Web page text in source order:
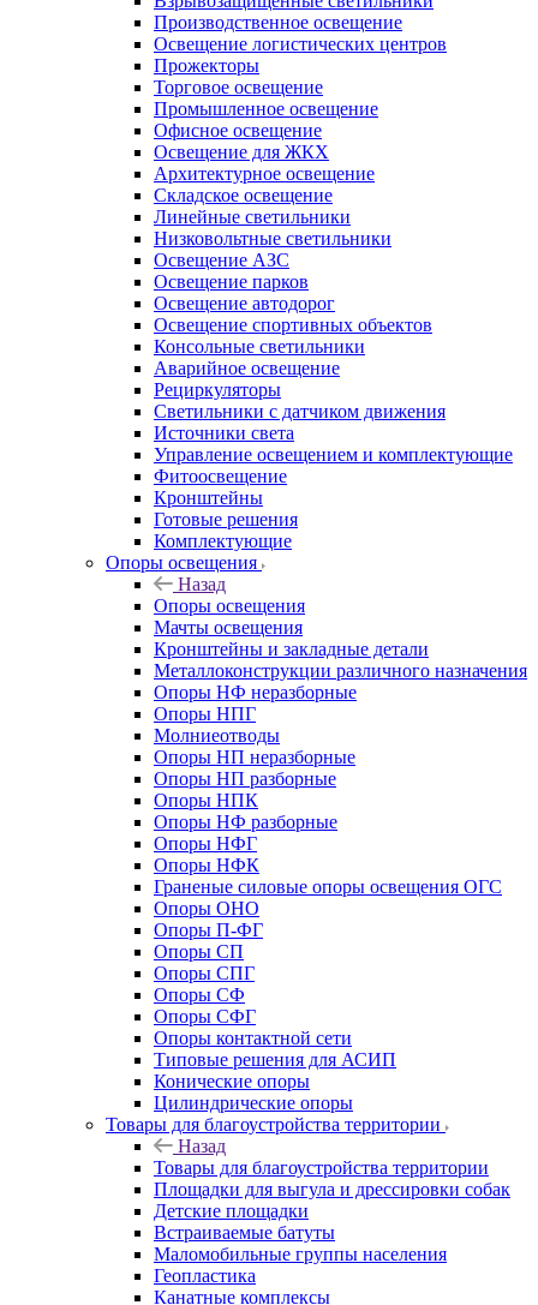
Производственное освещение
Освещение логистических центров
Прожекторы
Торговое освещение
Промышленное освещение
Офисное освещение
Освещение для ЖКХ
Архитектурное освещение
Складское освещение
Линейные светильники
Низковольтные светильники
Освещение АЗС
Освещение парков
Освещение автодорог
Освещение спортивных объектов
Консольные светильники
Аварийное освещение
Рециркуляторы
Светильники с датчиком движения
Источники света
Управление освещением и комплектующие
Фитоосвещение
Кронштейны
Готовые решения
Комплектующие
Опоры освещения
Назад
Опоры освещения
Мачты освещения
Кронштейны и закладные детали
Металлоконструкции различного назначения
Опоры НФ неразборные
Опоры НПГ
Молниеотводы
Опоры НП неразборные
Опоры НП разборные
Опоры НПК
Опоры НФ разборные
Опоры НФГ
Опоры НФК
Граненые силовые опоры освещения ОГС
Опоры ОНО
Опоры П-ФГ
Опоры СП
Опоры СПГ
Опоры СФ
Опоры СФГ
Опоры контактной сети
Типовые решения для АСИП
Конические опоры
Цилиндрические опоры
Товары для благоустройства территории
Назад
Товары для благоустройства территории
Площадки для выгула и дрессировки собак
Детские площадки
Встраиваемые батуты
Маломобильные группы населения
Геопластика
Канатные комплексы